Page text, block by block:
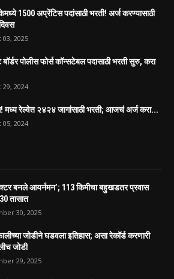
1500 अप्रेंटिस पदांसाठी भरती! अर्ज करण्यासाठी
03, 2025
पोलीस फोर्स कॉन्सटेबल पदासाठी भरती सुरु, करा
29, 2024
मध्य रेल्वेत २४२४ जागांसाठी भरती; आजचं अर्ज करा...
05, 2024
बनले आयर्नमन’; 113 किमीचा बहुखडतर प्रवास
तासात
30, 2025
जोडीने घडवला इतिहास; असा रेकॉर्ड करणारी
जोडी
29, 2025